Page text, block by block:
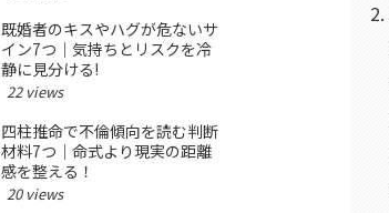
既婚者のキスやハグが危ないサ
イン7つ｜気持ちとリスクを冷
静に見分ける!
22 views
四柱推命で不倫傾向を読む判断
材料7つ｜命式より現実の距離
感を整える！
20 views